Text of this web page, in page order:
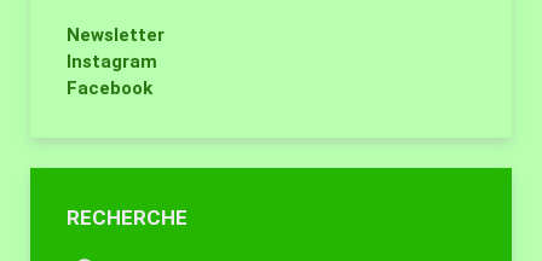
Newsletter
Instagram
Facebook
RECHERCHE